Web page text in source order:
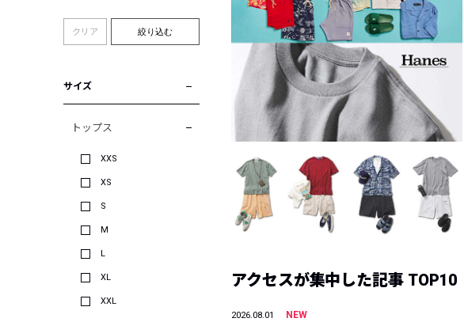
クリア 絞り込む
サイズ
トップス
XXS
XS
S
M
L
XL
XXL
アクセスが集中した記事 TOP10
2026.08.01
NEW